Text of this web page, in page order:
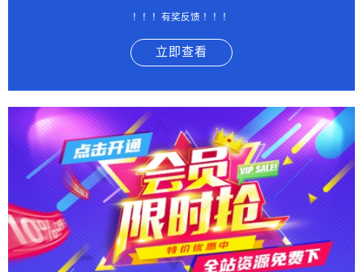
！！！有奖反馈 ！！！
立即查看